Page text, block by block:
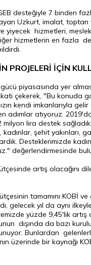
desteğiyle 7 binden
Uzkurt, imalat, toptan
yiyecek hizmetleri,
hizmetlerin en fazla
PROJELERİ İÇİN
piyasasında yer
çekerek, "Bu konuda
kendi imkanlarıyla gelir
adımlar atıyoruz.
milyon lira destek
şehit yakınları,
Desteklerimizde
değerlendirmesinde
artış olacağını
tamamını KOBİ ve
gelecek yıl da aynı
yüzde 9,45'lik artış
dışında da bazı
Bunlardan
üzerinde bir kaynağı